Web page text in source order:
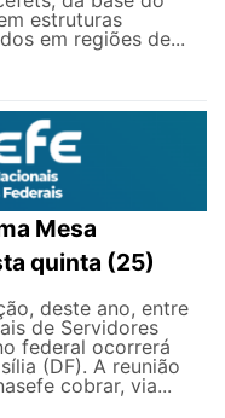
estruturas
em regiões de...
Mesa
quinta (25)
deste ano, entre
de Servidores
federal ocorrerá
(DF). A reunião
cobrar, via...